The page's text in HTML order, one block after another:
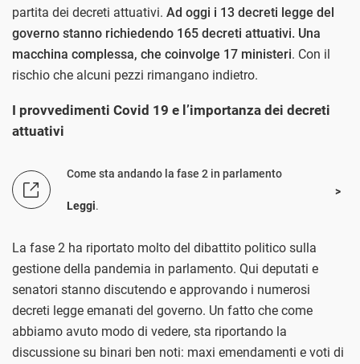
partita dei decreti attuativi. Ad oggi i 13 decreti legge del
governo stanno richiedendo 165 decreti attuativi. Una
macchina complessa, che coinvolge 17 ministeri. Con il
rischio che alcuni pezzi rimangano indietro.
I provvedimenti Covid 19 e l’importanza dei decreti
attuativi
Come sta andando la fase 2 in parlamento
Leggi.
La fase 2 ha riportato molto del dibattito politico sulla
gestione della pandemia in parlamento. Qui deputati e
senatori stanno discutendo e approvando i numerosi
decreti legge emanati del governo. Un fatto che come
abbiamo avuto modo di vedere, sta riportando la
discussione su binari ben noti: maxi emendamenti e voti di